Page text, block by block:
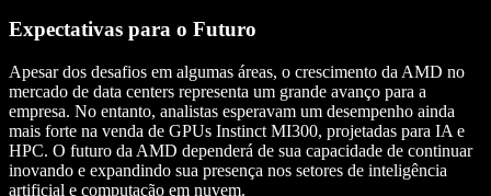
Expectativas para o Futuro
Apesar dos desafios em algumas áreas, o crescimento da AMD no
mercado de data centers representa um grande avanço para a
empresa. No entanto, analistas esperavam um desempenho ainda
mais forte na venda de GPUs Instinct MI300, projetadas para IA e
HPC. O futuro da AMD dependerá de sua capacidade de continuar
inovando e expandindo sua presença nos setores de inteligência
artificial e computação em nuvem.